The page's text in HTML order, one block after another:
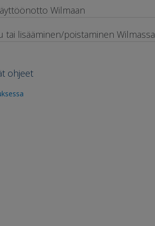
Wilmaan
tai lisääminen/poistaminen Wilmassa
ohjeet